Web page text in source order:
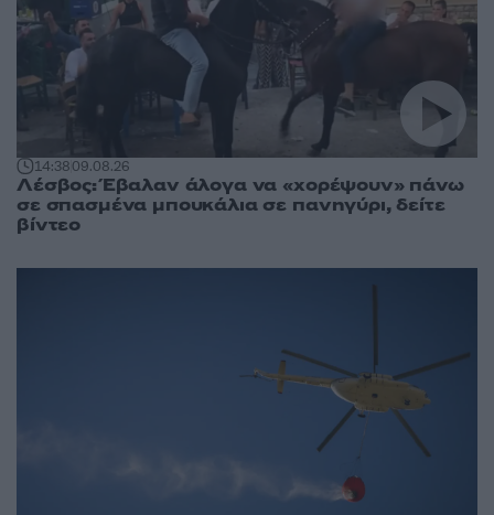
14:3809.08.26
Λέσβος: Έβαλαν άλογα να «χορέψουν» πάνω
σε σπασμένα μπουκάλια σε πανηγύρι, δείτε
βίντεο